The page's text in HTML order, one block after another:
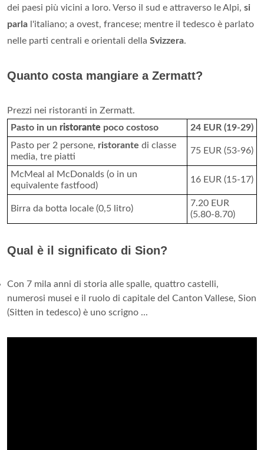
dei paesi più vicini a loro. Verso il sud e attraverso le Alpi, si
parla l'italiano; a ovest, francese; mentre il tedesco è parlato
nelle parti centrali e orientali della Svizzera.
Quanto costa mangiare a Zermatt?
Prezzi nei ristoranti in Zermatt.
Pasto in un ristorante poco costoso
24 EUR (19-29)
Pasto per 2 persone, ristorante di classe
media, tre piatti
75 EUR (53-96)
McMeal al McDonalds (o in un
equivalente fastfood)
16 EUR (15-17)
Birra da botta locale (0,5 litro)
7.20 EUR
(5.80-8.70)
Qual è il significato di Sion?
Con 7 mila anni di storia alle spalle, quattro castelli,
numerosi musei e il ruolo di capitale del Canton Vallese, Sion
(Sitten in tedesco) è uno scrigno ...